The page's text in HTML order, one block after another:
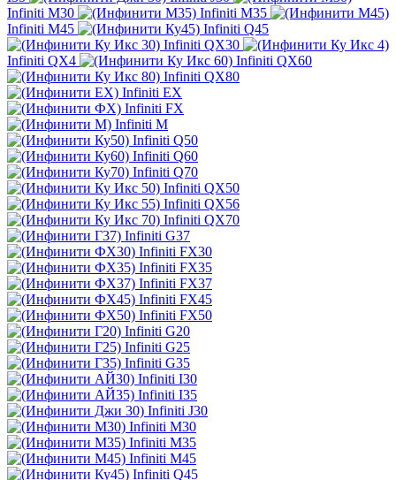
Infiniti M30
Infiniti M35
Infiniti M45
Infiniti Q45
Infiniti QX30
Infiniti QX4
Infiniti QX60
Infiniti QX80
Infiniti EX
Infiniti FX
Infiniti M
Infiniti Q50
Infiniti Q60
Infiniti Q70
Infiniti QX50
Infiniti QX56
Infiniti QX70
Infiniti G37
Infiniti FX30
Infiniti FX35
Infiniti FX37
Infiniti FX45
Infiniti FX50
Infiniti G20
Infiniti G25
Infiniti G35
Infiniti I30
Infiniti I35
Infiniti J30
Infiniti M30
Infiniti M35
Infiniti M45
Infiniti Q45